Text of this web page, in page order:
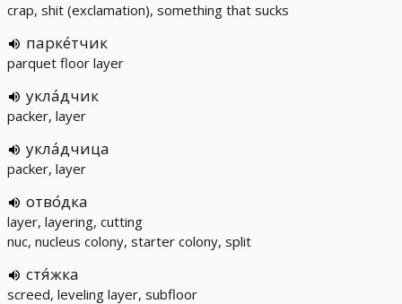
crap, shit (exclamation), something that sucks
парке́тчик
parquet floor layer
укла́дчик
packer, layer
укла́дчица
packer, layer
отво́дка
layer, layering, cutting
nuc, nucleus colony, starter colony, split
стя́жка
screed, leveling layer, subfloor